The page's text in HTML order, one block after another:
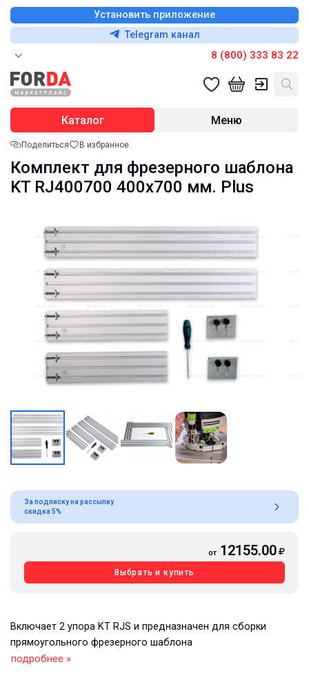
Установить приложение
Telegram канал
8 (800) 333 83 22
Каталог Меню
Поделиться В избранное
Комплект для фрезерного шаблона
KT RJ400700 400х700 мм. Plus
За подписку на рассылку
скидка 5%
от 12155.00
Выбрать и купить
Включает 2 упора KT RJS и предназначен для сборки
прямоугольного фрезерного шаблона
подробнее »